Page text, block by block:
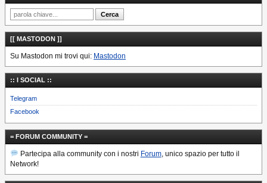
[[ MASTODON ]]
Su Mastodon mi trovi qui: Mastodon
:: I SOCIAL ::
Telegram
Facebook
= FORUM COMMUNITY =
Partecipa alla community con i nostri Forum, unico spazio per tutto il
Network!